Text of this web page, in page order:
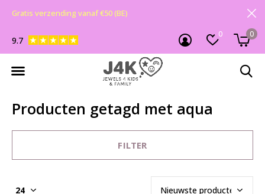
0 0
9.7
Gratis verzending vanaf €50 (BE)
Producten getagd met aqua
FILTER